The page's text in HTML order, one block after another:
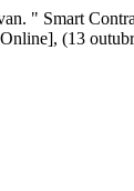
" Smart
(13